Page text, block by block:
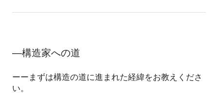
―構造家への道
ーーまずは構造の道に進まれた経緯をお教えくださ
い。